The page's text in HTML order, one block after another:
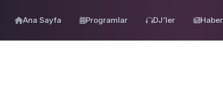
Ana Sayfa Programlar DJ'ler